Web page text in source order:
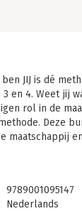
JIJ is dé
3 en 4. Weet jij
rol in de
Deze
maatschappij
9789001095147
Nederlands